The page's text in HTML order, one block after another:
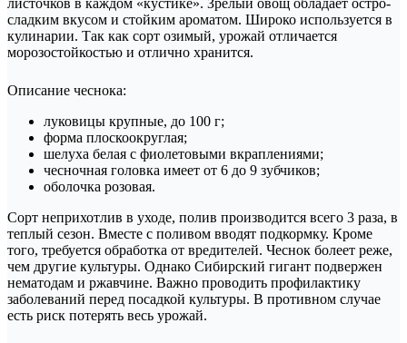
листочков в каждом «кустике». Зрелый овощ обладает остро-
сладким вкусом и стойким ароматом. Широко используется в
кулинарии. Так как сорт озимый, урожай отличается
морозостойкостью и отлично хранится.
Описание чеснока:
луковицы крупные, до 100 г;
форма плоскоокруглая;
шелуха белая с фиолетовыми вкраплениями;
чесночная головка имеет от 6 до 9 зубчиков;
оболочка розовая.
Сорт неприхотлив в уходе, полив производится всего 3 раза, в
теплый сезон. Вместе с поливом вводят подкормку. Кроме
того, требуется обработка от вредителей. Чеснок болеет реже,
чем другие культуры. Однако Сибирский гигант подвержен
нематодам и ржавчине. Важно проводить профилактику
заболеваний перед посадкой культуры. В противном случае
есть риск потерять весь урожай.